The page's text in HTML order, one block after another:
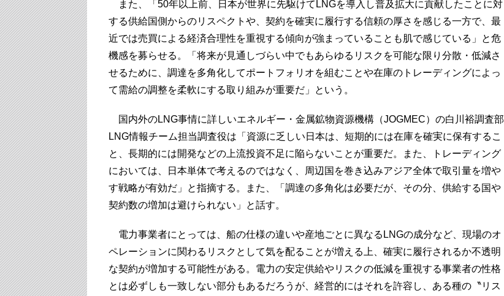
また、「50年以上前、日本が世界に先駆けてLNGを導入し普及拡大に貢献したことに対
する供給国側からのリスペクトや、契約を確実に履行する信頼の厚さを感じる一方で、最
近では売買による経済合理性を重視する傾向が強まっていることも肌で感じている」と危
機感を募らせる。「将来が見通しづらい中でもあらゆるリスクを可能な限り分散・低減さ
せるために、調達を多角化してポートフォリオを組むことや在庫のトレーディングによっ
て需給の調整を柔軟にする取り組みが重要だ」という。
国内外のLNG事情に詳しいエネルギー・金属鉱物資源機構（JOGMEC）の白川裕調査部
LNG情報チーム担当調査役は「資源に乏しい日本は、短期的には在庫を確実に保有するこ
と、長期的には開発などの上流投資不足に陥らないことが重要だ。また、トレーディング
においては、日本単体で考えるのではなく、周辺国を巻き込みアジア全体で取引量を増や
す戦略が有効だ」と指摘する。また、「調達の多角化は必要だが、その分、供給する国や
契約数の増加は避けられない」と話す。
電力事業者にとっては、船の仕様の違いや産地ごとに異なるLNGの成分など、現場のオ
ペレーションに関わるリスクとして気を配ることが増える上、確実に履行されるか不透明
な契約が増加する可能性がある。電力の安定供給やリスクの低減を重視する事業者の性格
とは必ずしも一致しない部分もあるだろうが、経営的にはそれを許容し、ある種の〝リス